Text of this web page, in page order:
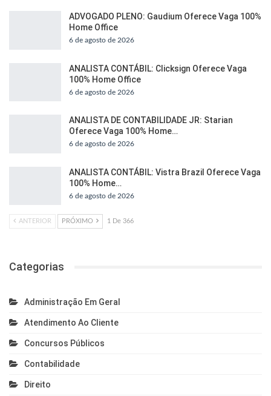
ADVOGADO PLENO: Gaudium Oferece Vaga 100%
Home Office
6 de agosto de 2026
ANALISTA CONTÁBIL: Clicksign Oferece Vaga
100% Home Office
6 de agosto de 2026
ANALISTA DE CONTABILIDADE JR: Starian
Oferece Vaga 100% Home…
6 de agosto de 2026
ANALISTA CONTÁBIL: Vistra Brazil Oferece Vaga
100% Home…
6 de agosto de 2026
ANTERIOR PRÓXIMO 1 De 366
Categorias
Administração Em Geral
Atendimento Ao Cliente
Concursos Públicos
Contabilidade
Direito